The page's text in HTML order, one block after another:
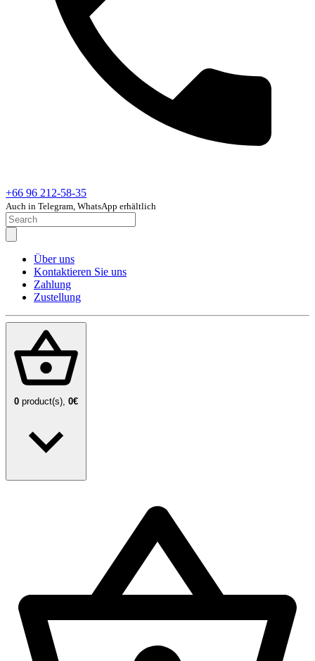
+66 96 212-58-35
Auch in Telegram, WhatsApp erhältlich
Über uns
Kontaktieren Sie uns
Zahlung
Zustellung
0 product(s), 0€